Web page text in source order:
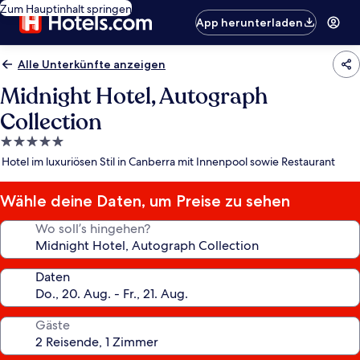
Zum Hauptinhalt springen
App herunterladen
Alle Unterkünfte anzeigen
Midnight Hotel, Autograph
Collection
5.0-
Sterne-
Hotel im luxuriösen Stil in Canberra mit Innenpool sowie Restaurant
Wähle deine Daten, um Preise zu sehen
Wo soll’s hingehen?
Daten
Gäste